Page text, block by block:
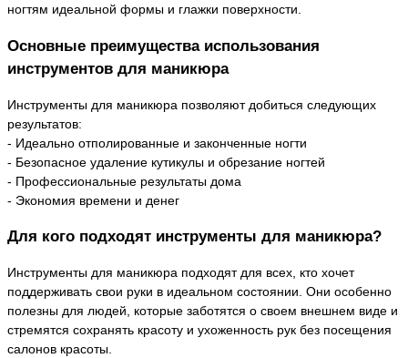
ногтям идеальной формы и глажки поверхности.
Основные преимущества использования
инструментов для маникюра
Инструменты для маникюра позволяют добиться следующих
результатов:
- Идеально отполированные и законченные ногти
- Безопасное удаление кутикулы и обрезание ногтей
- Профессиональные результаты дома
- Экономия времени и денег
Для кого подходят инструменты для маникюра?
Инструменты для маникюра подходят для всех, кто хочет
поддерживать свои руки в идеальном состоянии. Они особенно
полезны для людей, которые заботятся о своем внешнем виде и
стремятся сохранять красоту и ухоженность рук без посещения
салонов красоты.